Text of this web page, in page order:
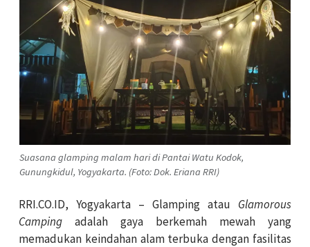
Suasana glamping malam hari di Pantai Watu Kodok,
Gunungkidul, Yogyakarta. (Foto: Dok. Eriana RRI)
RRI.CO.ID, Yogyakarta – Glamping atau Glamorous
Camping adalah gaya berkemah mewah yang
memadukan keindahan alam terbuka dengan fasilitas